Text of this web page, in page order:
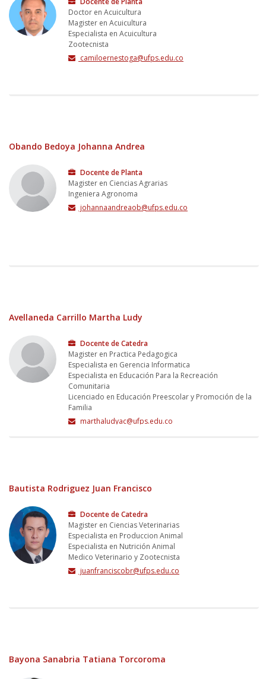
Doctor en Acuicultura
Magister en Acuicultura
Especialista en Acuicultura
Zootecnista
camiloernestoga@ufps.edu.co
Obando Bedoya Johanna Andrea
Docente de Planta
Magister en Ciencias Agrarias
Ingeniera Agronoma
johannaandreaob@ufps.edu.co
Avellaneda Carrillo Martha Ludy
Docente de Catedra
Magister en Practica Pedagogica
Especialista en Gerencia Informatica
Especialista en Educación Para la Recreación
Comunitaria
Licenciado en Educación Preescolar y Promoción de la
Familia
marthaludyac@ufps.edu.co
Bautista Rodriguez Juan Francisco
Docente de Catedra
Magister en Ciencias Veterinarias
Especialista en Produccion Animal
Especialista en Nutrición Animal
Medico Veterinario y Zootecnista
juanfranciscobr@ufps.edu.co
Bayona Sanabria Tatiana Torcoroma